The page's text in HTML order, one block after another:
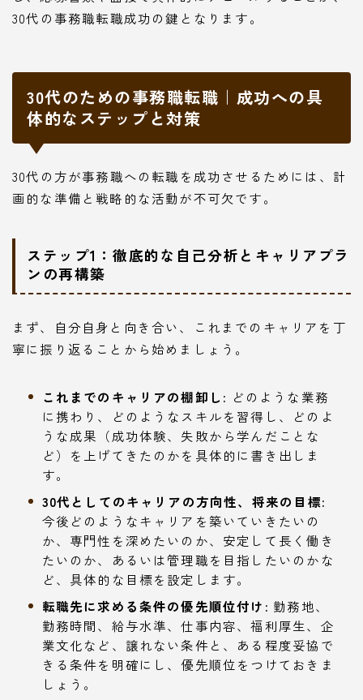
30代の事務職転職成功の鍵となります。
30代のための事務職転職｜成功への具
体的なステップと対策
30代の方が事務職への転職を成功させるためには、計
画的な準備と戦略的な活動が不可欠です。
ステップ1：徹底的な自己分析とキャリアプラ
ンの再構築
まず、自分自身と向き合い、これまでのキャリアを丁
寧に振り返ることから始めましょう。
これまでのキャリアの棚卸し: どのような業務
に携わり、どのようなスキルを習得し、どのよ
うな成果（成功体験、失敗から学んだことな
ど）を上げてきたのかを具体的に書き出しま
す。
30代としてのキャリアの方向性、将来の目標:
今後どのようなキャリアを築いていきたいの
か、専門性を深めたいのか、安定して長く働き
たいのか、あるいは管理職を目指したいのかな
ど、具体的な目標を設定します。
転職先に求める条件の優先順位付け: 勤務地、
勤務時間、給与水準、仕事内容、福利厚生、企
業文化など、譲れない条件と、ある程度妥協で
きる条件を明確にし、優先順位をつけておきま
しょう。